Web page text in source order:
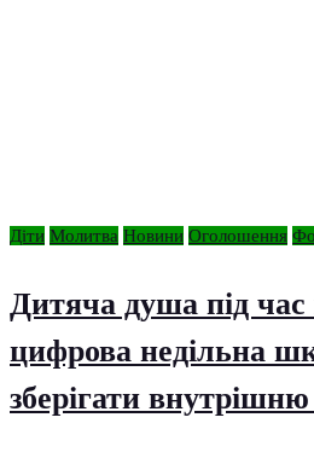
Діти Молитва Новини Оголошення
Дитяча душа під
цифрова недільна
зберігати внутрішню